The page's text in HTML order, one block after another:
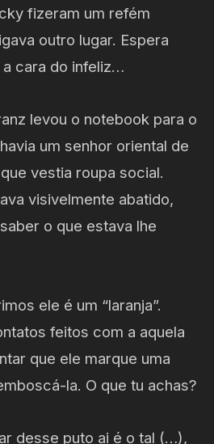
fizeram um refém
outro lugar. Espera
cara do infeliz…
levou o notebook para o
um senhor oriental de
vestia roupa social.
visivelmente abatido,
o que estava lhe
ele é um “laranja”.
feitos com a aquela
que ele marque uma
la. O que tu achas?
desse puto ai é o tal (…),